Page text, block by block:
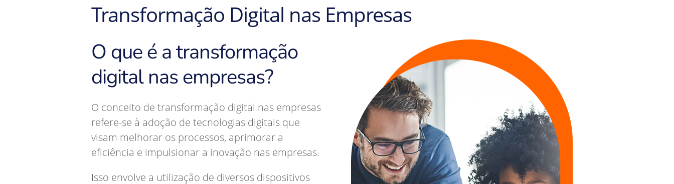
Transformação Digital nas Empresas
O que é a transformação
digital nas empresas?
O conceito de transformação digital nas empresas
refere-se à adoção de tecnologias digitais que
visam melhorar os processos, aprimorar a
eficiência e impulsionar a inovação nas empresas.
Isso envolve a utilização de diversos dispositivos